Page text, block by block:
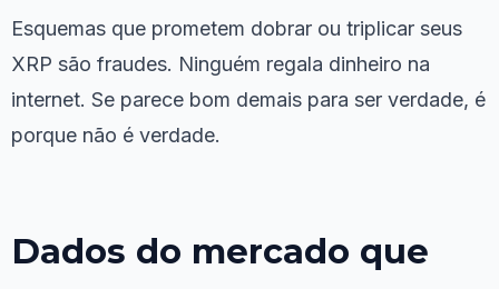
Esquemas que prometem dobrar ou triplicar seus
XRP são fraudes. Ninguém regala dinheiro na
internet. Se parece bom demais para ser verdade, é
porque não é verdade.
Dados do mercado que